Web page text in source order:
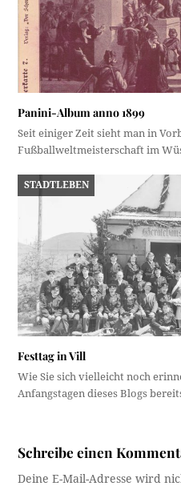
Panini-Album anno 1899
Seit einiger Zeit sieht man in
Fußballweltmeisterschaft im
STADTLEBEN
Festtag in Vill
Wie Sie sich vielleicht noch
Anfangstagen dieses Blogs
Schreibe einen
Deine E-Mail-Adresse wird